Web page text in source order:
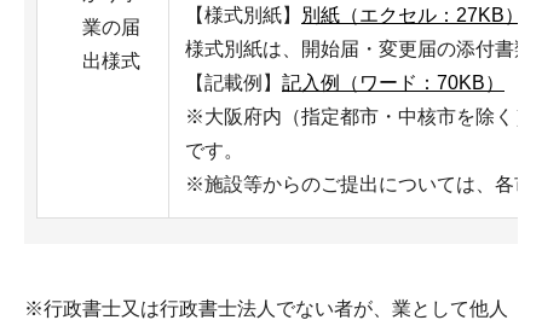
業の届
出様式
【様式別紙】
別紙（エクセル：27KB）
様式別紙は、開始届・変更届の添付書類
【記載例】 記入例（ワード：70KB）
※大阪府内（指定都市・中核市を除く）
です。
※施設等からのご提出については、各市
※行政書士又は行政書士法人でない者が、業として他人